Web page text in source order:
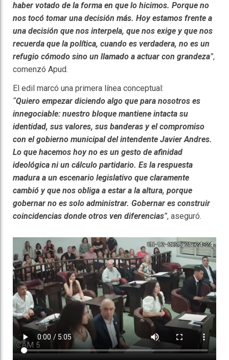
haber votado de la forma en que lo hicimos. Porque no
nos tocó tomar una decisión más. Hoy estamos frente a
una decisión que nos interpela, que nos exige y que nos
recuerda que la política, cuando es verdadera, no es un
refugio cómodo sino un llamado a actuar con grandeza”,
comenzó Apud.
El edil marcó una primera línea conceptual:
“Quiero empezar diciendo algo que para nosotros es
innegociable: nuestro bloque mantiene intacta su
identidad, sus valores, sus banderas y el compromiso
con el gobierno municipal del intendente Javier Andres.
Lo que hacemos hoy no es un gesto de afinidad
ideológica ni un cálculo partidario. Es la respuesta
madura a un escenario legislativo que claramente
cambió y que nos obliga a estar a la altura, porque
gobernar no es solo administrar. Gobernar es construir
coincidencias donde otros ven diferencias”, aseguró.